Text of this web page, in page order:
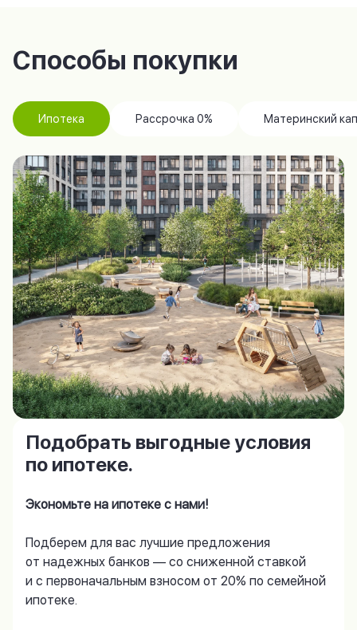
Способы покупки
Ипотека Рассрочка 0% Материнский
Подобрать выгодные условия
по ипотеке.
Экономьте на ипотеке с нами!
Подберем для вас лучшие предложения
от надежных банков — со сниженной ставкой
и с первоначальным взносом от 20% по семейной
ипотеке.